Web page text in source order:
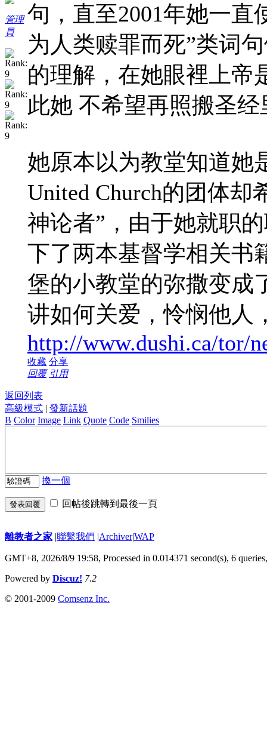
管理
員
句，直至2001年她一直
为人类赎罪而死”类词
的理解，在她眼裡上帝
此她 不希望再照搬圣
她原本以为教堂知道她
United Church的团体却
神论者”，由于她就职
下了两本基督学相关书
堡的小教堂的弥撒变成
讲如何关爱，怜悯他人
http://www.dushi.ca/tor/
收藏 分享
回覆 引用
返回列表
高級模式 | 發新話題
B Color Image Link Quote Code Smilies
換一個
發表回覆 回帖後跳轉到最後一頁
離教者之家 |聯繫我們 |Archiver|WAP
GMT+8, 2026/8/9 19:58, Processed in 0.014371 second(s), 6
Powered by Discuz! 7.2
© 2001-2009 Comsenz Inc.